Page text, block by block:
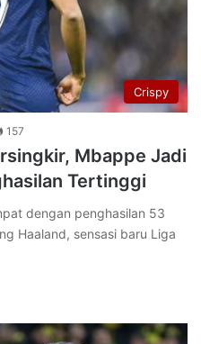
Crispy
157
Mbappe Jadi
Tertinggi
dengan penghasilan 53
Haaland, sensasi baru Liga